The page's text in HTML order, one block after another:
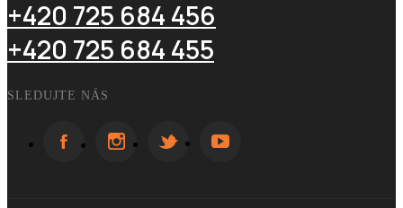
+420 725 684 456
+420 725 684 455
SLEDUJTE NÁS